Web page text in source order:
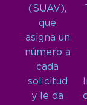
(SUAV),
que
asigna un
número a
cada
solicitud
y le da